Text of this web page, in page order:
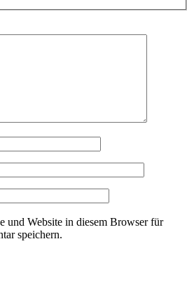
und Website in diesem Browser für
speichern.